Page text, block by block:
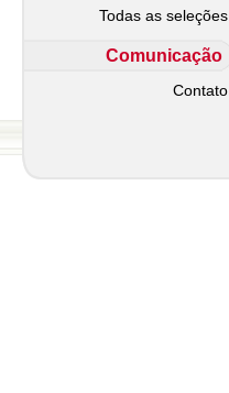
Todas as seleções
Comunicação
Contato